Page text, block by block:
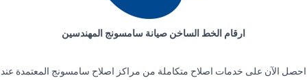
ارقام الخط الساخن صيانة سامسونج المهندسين
احصل الآن على خدمات اصلاح متكاملة من مراكز اصلاح سامسونج المعتمدة عند